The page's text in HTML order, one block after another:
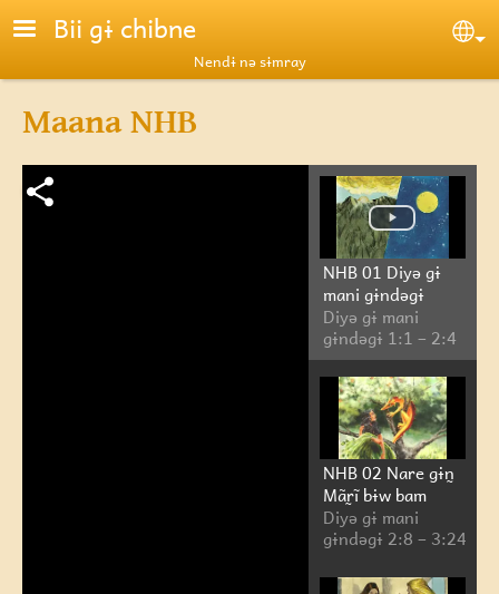
Skip to main content
Bii gɨ chibne
Nendɨ nə sɨmray
Maana NHB
NHB 01 Diyə gɨ
mani gɨndəgɨ
Diyə gɨ mani
gɨndəgɨ 1:1 – 2:4
NHB 02 Nare gɨn̰
Mãr̰ĩ bɨw bam
Diyə gɨ mani
gɨndəgɨ 2:8 – 3:24